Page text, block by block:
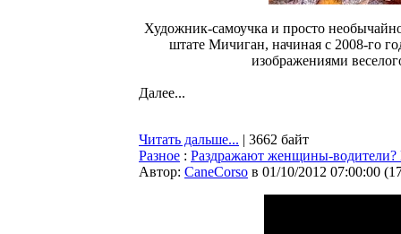
Художник-самоучка и просто
штате Мичиган, начиная с 2008-го
изображениями
Далее...
Читать дальше... | 3662 байт
Разное : Раздражают женщины-
Автор: CaneCorso в 01/10/2012 07:00:00 (